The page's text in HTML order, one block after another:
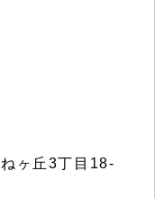
ヶ丘3丁目18-